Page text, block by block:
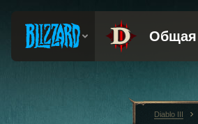
Diablo III